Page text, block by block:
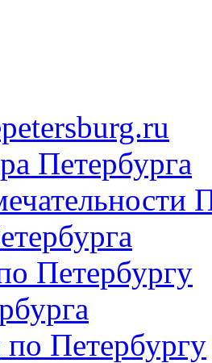
Петербурга
Петербургу
Петербургу